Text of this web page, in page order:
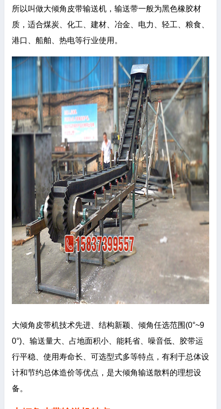
所以叫做大倾角皮带输送机，输送带一般为黑色橡胶材
质，适合煤炭、化工、建材、冶金、电力、轻工、粮食、
港口、船舶、热电等行业使用。
大倾角皮带机技术先进、结构新颖、倾角任选范围(0°~9
0°)、输送量大、占地面积小、能耗省、噪音低、胶带运
行平稳、使用寿命长、可选型式多等特点，有利于总体设
计和节约总体造价等优点，是大倾角输送散料的理想设
备。